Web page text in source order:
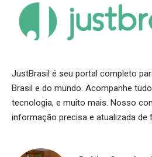
JustBrasil é seu portal completo
Brasil e do mundo. Acompanhe
tecnologia, e muito mais. Nosso
informação precisa e atualizada de